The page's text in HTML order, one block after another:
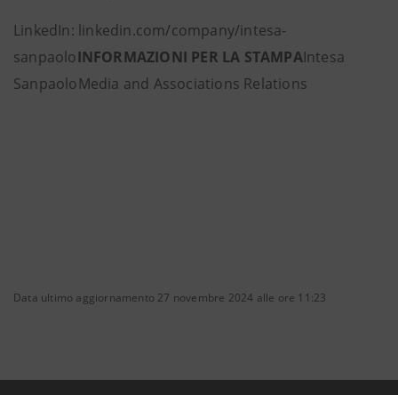
LinkedIn: linkedin.com/company/intesa-
sanpaoloINFORMAZIONI PER LA STAMPAIntesa
SanpaoloMedia and Associations Relations
Data ultimo aggiornamento 27 novembre 2024 alle ore 11:23